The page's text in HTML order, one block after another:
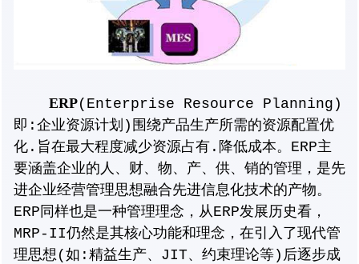
ERP(Enterprise Resource Planning)
即:企业资源计划)围绕产品生产所需的资源配置优
化.旨在最大程度减少资源占有.降低成本。ERP主
要涵盖企业的人、财、物、产、供、销的管理，是先
进企业经营管理思想融合先进信息化技术的产物。
ERP同样也是一种管理理念，从ERP发展历史看，
MRP-II仍然是其核心功能和理念，在引入了现代管
理思想(如:精益生产、JIT、约束理论等)后逐步成